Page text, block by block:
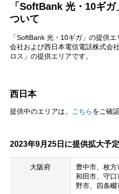
「SoftBank 光・10ギ
ついて
「SoftBank 光・10ギガ」の提供
会社および西日本電信電話株式会
ロス」の提供エリアです。
西日本
提供中のエリアは、 こちらをご確
2023年9月25日に提供拡大予
大阪府
豊中市、枚
和田市、守
野市、 四条畷